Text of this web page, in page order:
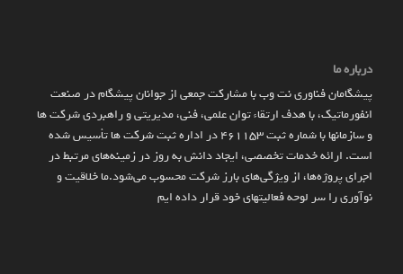
درباره ما
پیشگامان فناوری نت وب با مشارکت جمعی از جوانان پیشگام در صنعت
انفورماتیک، با هدف ارتقاء توان علمی، فنی، مدیریتی و راهبردی شرکت ها
و سازمان­ها با شماره ثبت 461153 در اداره ثبت شرکت ها تأسیس شده
است. ارائه خدمات تخصصی، ایجاد دانش به‌ روز در زمینه‌های مرتبط در
اجرای پروژه‌ها، از ویژگی‌های بارز شرکت محسوب می‌شود.ما خلاقیت و
نوآوری را سر لوحه فعالیتهای خود قرار داده ایم